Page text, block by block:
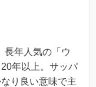
長年人気の「ウ
年以上。サッパ
り良い意味で主